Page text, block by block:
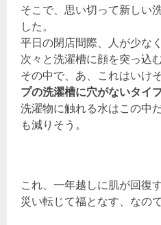
そこで、思い切って新しい
した。
平日の閉店間際、人が少な
次々と洗濯槽に顔を突っ込
その中で、あ、これはいけ
プの洗濯槽に穴がないタイ
洗濯物に触れる水はこの中
も減りそう。
これ、一年越しに肌が回復
災い転じて福となす、なの